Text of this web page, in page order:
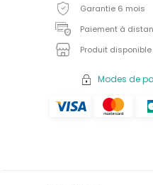
Garantie 6 mois
Paiement à
Produit
Modes de